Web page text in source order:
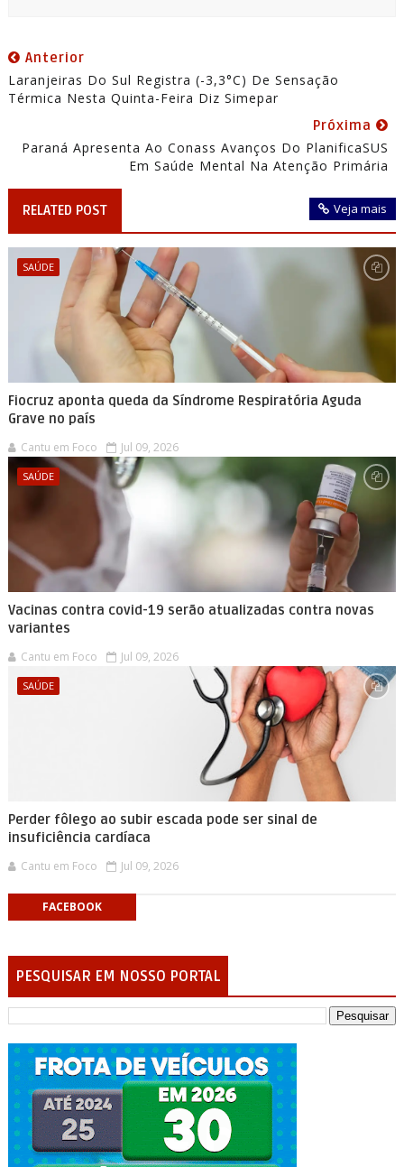
Anterior
Laranjeiras Do Sul Registra (-3,3°C) De Sensação
Térmica Nesta Quinta-Feira Diz Simepar
Próxima
Paraná Apresenta Ao Conass Avanços Do PlanificaSUS
Em Saúde Mental Na Atenção Primária
RELATED POST Veja mais
SAÚDE
Fiocruz aponta queda da Síndrome Respiratória Aguda
Grave no país
Cantu em Foco Jul 09, 2026
SAÚDE
Vacinas contra covid-19 serão atualizadas contra novas
variantes
Cantu em Foco Jul 09, 2026
SAÚDE
Perder fôlego ao subir escada pode ser sinal de
insuficiência cardíaca
Cantu em Foco Jul 09, 2026
FACEBOOK
PESQUISAR EM NOSSO PORTAL